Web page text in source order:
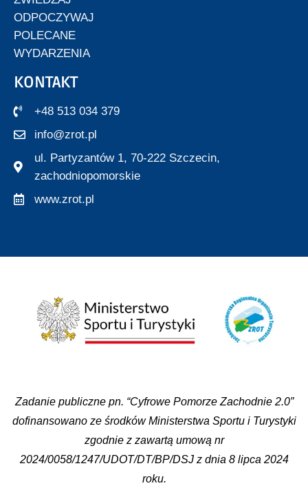
ODPOCZYWAJ
POLECANE
WYDARZENIA
KONTAKT
+48 513 034 379
info@zrot.pl
ul. Partyzantów 1, 70-222 Szczecin,
zachodniopomorskie
www.zrot.pl
Zadanie publiczne pn. “Cyfrowe Pomorze Zachodnie 2.0”
dofinansowano ze środków Ministerstwa Sportu i Turystyki
zgodnie z zawartą umową nr
2024/0058/1247/UDOT/DT/BP/DSJ z dnia 8 lipca 2024
roku.